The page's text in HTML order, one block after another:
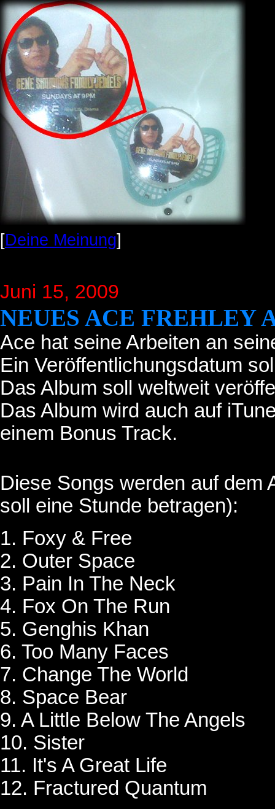
[Deine Meinung]
Juni 15, 2009
NEUES ACE FREHLEY
Ace hat seine Arbeiten an
Ein Veröffentlichungsdatum
Das Album soll weltweit
Das Album wird auch auf
einem Bonus Track.
Diese Songs werden auf dem
soll eine Stunde betragen):
1. Foxy & Free
2. Outer Space
3. Pain In The Neck
4. Fox On The Run
5. Genghis Khan
6. Too Many Faces
7. Change The World
8. Space Bear
9. A Little Below The Angels
10. Sister
11. It's A Great Life
12. Fractured Quantum